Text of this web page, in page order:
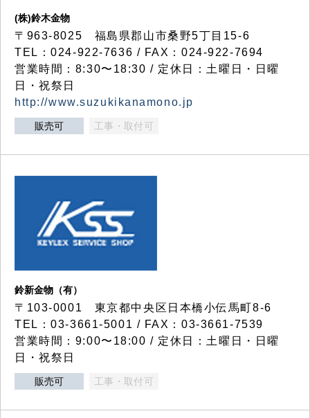
(株)鈴木金物
〒963-8025 福島県郡山市桑野5丁目15-6
TEL：024-922-7636 / FAX：024-922-7694
営業時間：8:30〜18:30 / 定休日：土曜日・日曜
日・祝祭日
http://www.suzukikanamono.jp
販売可 工事・取付可
鈴新金物（有）
〒103-0001 東京都中央区日本橋小伝馬町8-6
TEL：03-3661-5001 / FAX：03-3661-7539
営業時間：9:00〜18:00 / 定休日：土曜日・日曜
日・祝祭日
販売可 工事・取付可